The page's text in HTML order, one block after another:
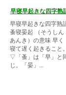
早寝早起きな四字熟
早寝早起きな四字熟
蚤寝晏起 （そうしん
あんき）の意味 早く
寝て遅く起きること。
▽「蚤」は「早」と
じ。「晏」...